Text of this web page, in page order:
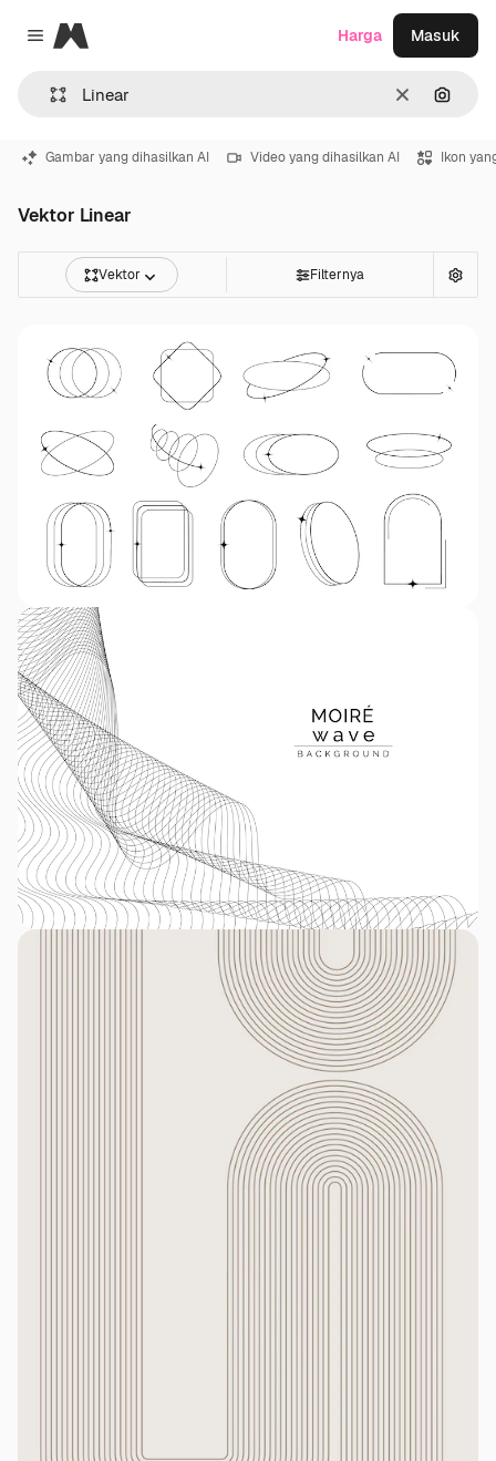
Close menu
Magnific
Jernih
Harga Masuk
Gambar yang dihasilkan AI Video yang dihasilkan AI Ikon
Vektor Linear
Vektor Filternya